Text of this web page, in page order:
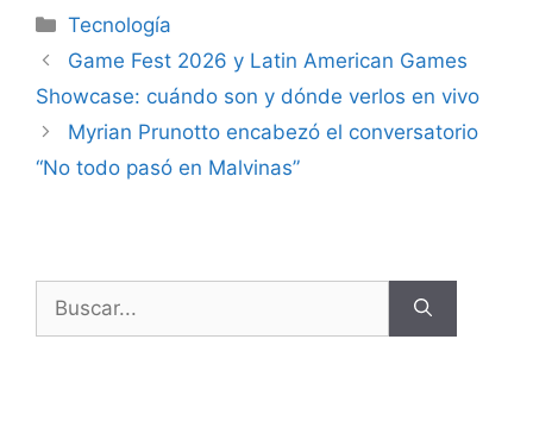
Tecnología
Game Fest 2026 y Latin American Games
Showcase: cuándo son y dónde verlos en vivo
Myrian Prunotto encabezó el conversatorio
“No todo pasó en Malvinas”